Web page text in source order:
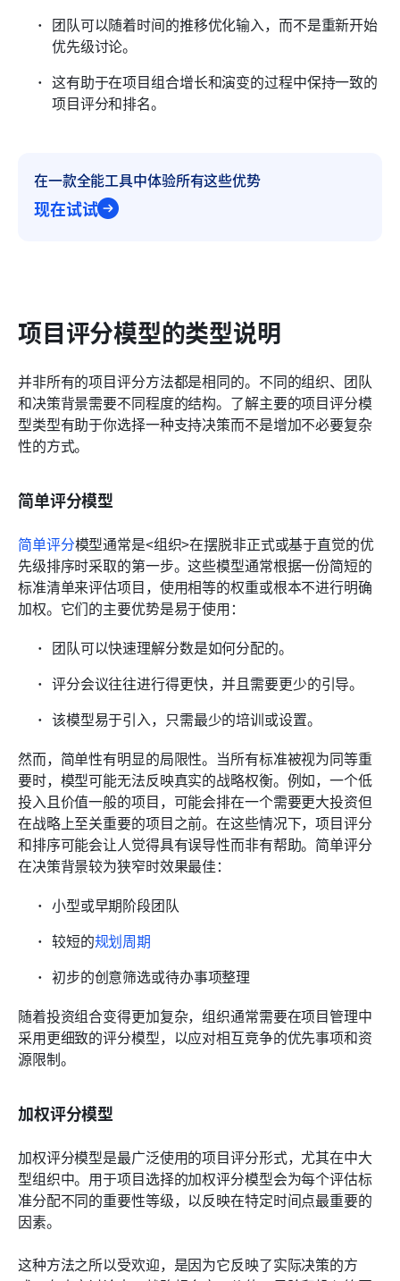
团队可以随着时间的推移优化输入，而不是重新开始
优先级讨论。
这有助于在项目组合增长和演变的过程中保持一致的
项目评分和排名。
在一款全能工具中体验所有这些优势
现在试试
项目评分模型的类型说明
并非所有的项目评分方法都是相同的。不同的组织、团队
和决策背景需要不同程度的结构。了解主要的项目评分模
型类型有助于你选择一种支持决策而不是增加不必要复杂
性的方式。
简单评分模型
简单评分模型通常是<组织>在摆脱非正式或基于直觉的优
先级排序时采取的第一步。这些模型通常根据一份简短的
标准清单来评估项目，使用相等的权重或根本不进行明确
加权。它们的主要优势是易于使用：
团队可以快速理解分数是如何分配的。
评分会议往往进行得更快，并且需要更少的引导。
该模型易于引入，只需最少的培训或设置。
然而，简单性有明显的局限性。当所有标准被视为同等重
要时，模型可能无法反映真实的战略权衡。例如，一个低
投入且价值一般的项目，可能会排在一个需要更大投资但
在战略上至关重要的项目之前。在这些情况下，项目评分
和排序可能会让人觉得具有误导性而非有帮助。简单评分
在决策背景较为狭窄时效果最佳：
小型或早期阶段团队
较短的规划周期
初步的创意筛选或待办事项整理
随着投资组合变得更加复杂，组织通常需要在项目管理中
采用更细致的评分模型，以应对相互竞争的优先事项和资
源限制。
加权评分模型
加权评分模型是最广泛使用的项目评分形式，尤其在中大
型组织中。用于项目选择的加权评分模型会为每个评估标
准分配不同的重要性等级，以反映在特定时间点最重要的
因素。
这种方法之所以受欢迎，是因为它反映了实际决策的方